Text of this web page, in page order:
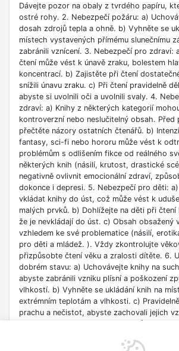
Dávejte pozor na obaly z tvrdého papíru,
ostré rohy. 2. Nebezpečí požáru: a)
dosah zdrojů tepla a ohně. b) Vyhněte se
místech vystavených přímému slunečnímu
zabránili vznícení. 3. Nebezpečí pro zdraví:
čtení může vést k únavě zraku, bolestem
koncentrací. b) Zajistěte při čtení
snížili únavu zraku. c) Při čtení pravidelně
abyste si uvolnili oči a uvolnili svaly. 4.
zdraví: a) Knihy z některých kategorií
kontroverzní nebo neslučitelný obsah. Před
přečtěte názory ostatních čtenářů. b)
fantasy, sci-fi nebo hororu může vést k
problémům s odlišením fikce od reálného
některých knih (násilí, krutost, drastické
negativně ovlivnit emocionální zdraví,
dokonce i depresi. 5. Nebezpečí pro děti:
vkládat knihy do úst, což může vést k
malých prvků. b) Dohlížejte na děti při čtení
že je nevkládají do úst. c) Obsah obsažený
vzhledem ke své problematice (násilí,
pro děti a mládež. ). Vždy zkontrolujte
přizpůsobte čtení věku a zralosti dítěte. 6.
dobrém stavu: a) Uchovávejte knihy na
abyste zabránili vzniku plísní a poškození
vlhkostí. b) Vyhněte se ukládání knih na
extrémním teplotám a vlhkosti. c)
prachu a nečistot, abyste zachovali jejich
vzdělávací nebo profesní účely. b) Věnujte